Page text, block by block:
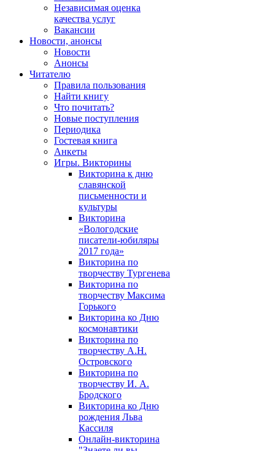
Независимая оценка
качества услуг
Вакансии
Новости, анонсы
Новости
Анонсы
Читателю
Правила пользования
Найти книгу
Что почитать?
Новые поступления
Периодика
Гостевая книга
Анкеты
Игры. Викторины
Викторина к дню
славянской
письменности и
культуры
Викторина
«Вологодские
писатели-юбиляры
2017 года»
Викторина по
творчеству Тургенева
Викторина по
творчеству Максима
Горького
Викторина ко Дню
космонавтики
Викторина по
творчеству А.Н.
Островского
Викторина по
творчеству И. А.
Бродского
Викторина ко Дню
рождения Льва
Кассиля
Онлайн-викторина